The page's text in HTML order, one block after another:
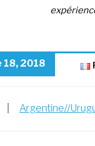
18, 2018
Argentine//